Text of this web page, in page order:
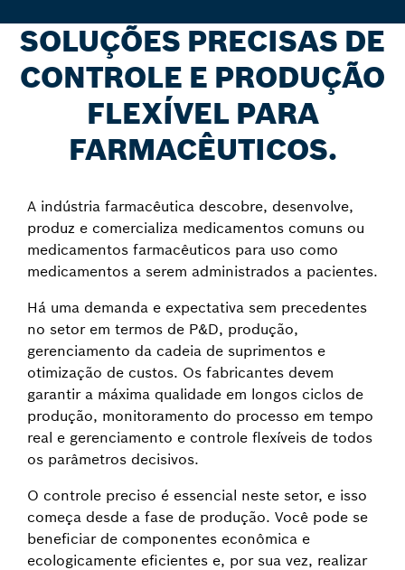
SOLUÇÕES PRECISAS DE
CONTROLE E PRODUÇÃO
FLEXÍVEL PARA
FARMACÊUTICOS.
A indústria farmacêutica descobre, desenvolve,
produz e comercializa medicamentos comuns ou
medicamentos farmacêuticos para uso como
medicamentos a serem administrados a pacientes.
Há uma demanda e expectativa sem precedentes
no setor em termos de P&D, produção,
gerenciamento da cadeia de suprimentos e
otimização de custos. Os fabricantes devem
garantir a máxima qualidade em longos ciclos de
produção, monitoramento do processo em tempo
real e gerenciamento e controle flexíveis de todos
os parâmetros decisivos.
O controle preciso é essencial neste setor, e isso
começa desde a fase de produção. Você pode se
beneficiar de componentes econômica e
ecologicamente eficientes e, por sua vez, realizar